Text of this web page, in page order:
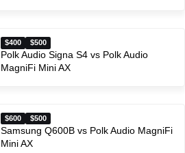
$400 $500
Polk Audio Signa S4 vs Polk Audio
MagniFi Mini AX
$600 $500
Samsung Q600B vs Polk Audio MagniFi
Mini AX